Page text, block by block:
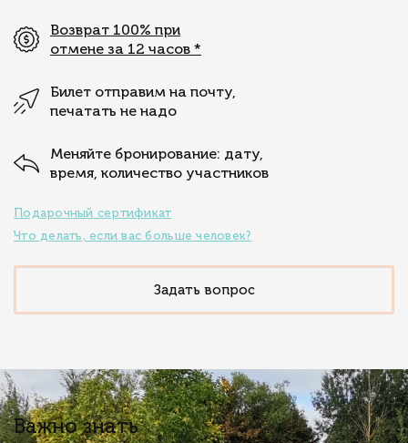
Возврат 100% при
отмене за 12 часов *
Билет отправим на почту,
печатать не надо
Меняйте бронирование: дату,
время, количество участников
Подарочный сертификат
Что делать, если вас больше человек?
Задать вопрос
Важно знать